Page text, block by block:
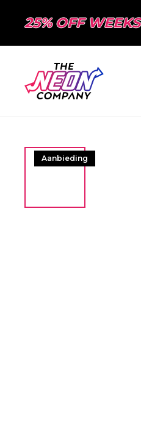
25% OFF WEEKS
Aanbieding